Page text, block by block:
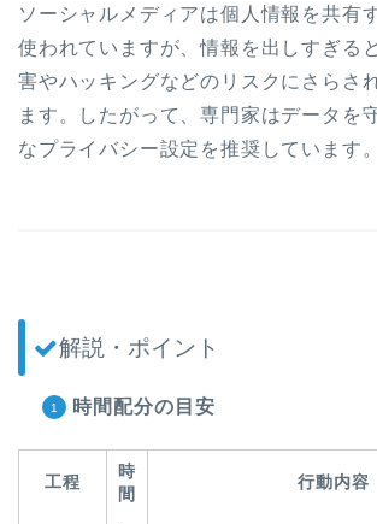
ソーシャルメディアは個人情報を共有
使われていますが、情報を出しすぎる
害やハッキングなどのリスクにさらさ
ます。したがって、専門家はデータを
なプライバシー設定を推奨しています。
解説・ポイント
時間配分の目安
工程
時
間
行動内容